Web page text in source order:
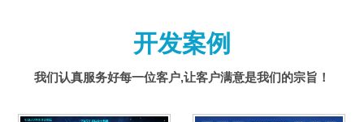
开发案例
我们认真服务好每一位客户,让客户满意是我们的宗旨！